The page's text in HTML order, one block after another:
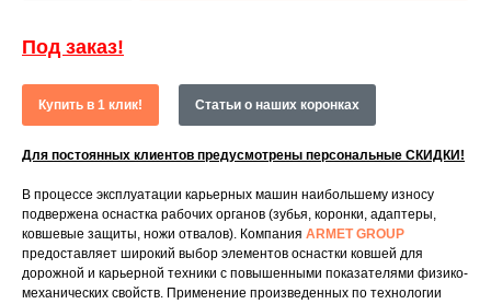
Под заказ!
Купить в 1 клик! Статьи о наших коронках
Для постоянных клиентов предусмотрены персональные СКИДКИ!
В процессе эксплуатации карьерных машин наибольшему износу
подвержена оснастка рабочих органов (зубья, коронки, адаптеры,
ковшевые защиты, ножи отвалов). Компания ARMET GROUP
предоставляет широкий выбор элементов оснастки ковшей для
дорожной и карьерной техники с повышенными показателями физико-
механических свойств. Применение произведенных по технологии